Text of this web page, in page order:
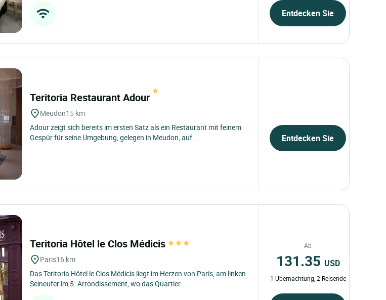
Entdecken Sie
Teritoria Restaurant Adour
Meudon15 km
Adour zeigt sich bereits im ersten Satz als ein Restaurant mit feinem
Gespür für seine Umgebung, gelegen in Meudon, auf...
Entdecken Sie
Teritoria Hôtel le Clos Médicis
Paris16 km
Das Teritoria Hôtel le Clos Médicis liegt im Herzen von Paris, am linken
Seineufer im 5. Arrondissement, wo das Quartier...
Ab
131.35 USD
1 Übernachtung, 2 Reisende